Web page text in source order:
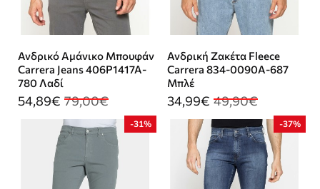
Ανδρικό Αμάνικο Μπουφάν
Carrera Jeans 406P1417A-
780 Λαδί
54,89€ 79,00€
Ανδρική Ζακέτα Fleece
Carrera 834-0090A-687
Μπλέ
34,99€ 49,90€
-31% -37%